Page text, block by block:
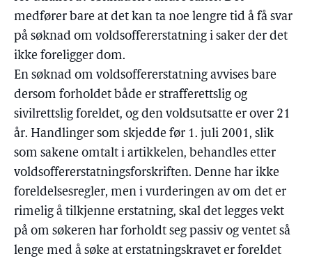
medfører bare at det kan ta noe lengre tid å få svar
på søknad om voldsoffererstatning i saker der det
ikke foreligger dom.
En søknad om voldsoffererstatning avvises bare
dersom forholdet både er strafferettslig og
sivilrettslig foreldet, og den voldsutsatte er over 21
år. Handlinger som skjedde før 1. juli 2001, slik
som sakene omtalt i artikkelen, behandles etter
voldsoffererstatningsforskriften. Denne har ikke
foreldelsesregler, men i vurderingen av om det er
rimelig å tilkjenne erstatning, skal det legges vekt
på om søkeren har forholdt seg passiv og ventet så
lenge med å søke at erstatningskravet er foreldet